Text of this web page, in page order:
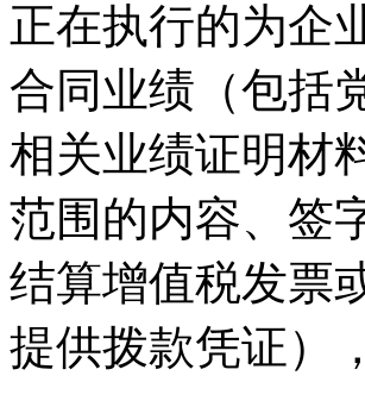
正在执行的为企
合同业绩（包括
相关业绩证明材
范围的内容、签
结算增值税发票
提供拨款凭证）